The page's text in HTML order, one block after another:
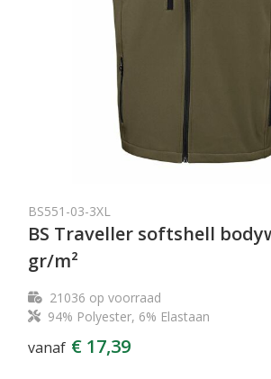
BS551-03-3XL
BS Traveller softshell
gr/m²
21036 op voorraad
94% Polyester, 6% Elastaan
vanaf € 17,39